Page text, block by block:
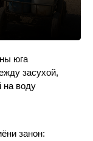
юга
засухой,
на воду
занон: